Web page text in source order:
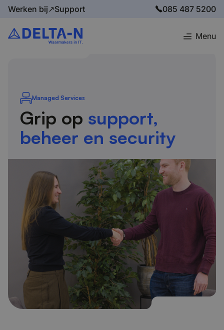
Werken bij↗Support 085 487 5200
Menu
Home Domeinen Managed Services
Managed Services
Grip op support,
beheer en security